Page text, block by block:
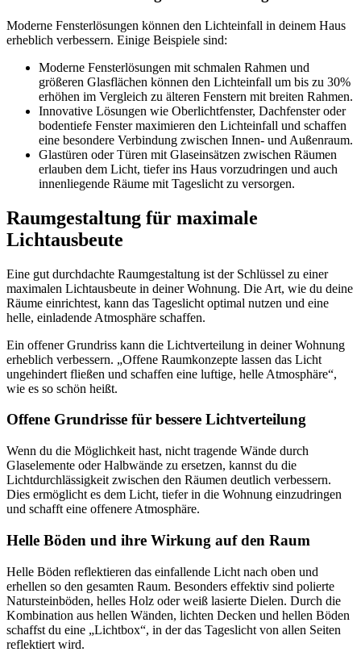
Moderne Fensterlösungen können den Lichteinfall in deinem Haus
erheblich verbessern. Einige Beispiele sind:
Moderne Fensterlösungen mit schmalen Rahmen und
größeren Glasflächen können den Lichteinfall um bis zu 30%
erhöhen im Vergleich zu älteren Fenstern mit breiten Rahmen.
Innovative Lösungen wie Oberlichtfenster, Dachfenster oder
bodentiefe Fenster maximieren den Lichteinfall und schaffen
eine besondere Verbindung zwischen Innen- und Außenraum.
Glastüren oder Türen mit Glaseinsätzen zwischen Räumen
erlauben dem Licht, tiefer ins Haus vorzudringen und auch
innenliegende Räume mit Tageslicht zu versorgen.
Raumgestaltung für maximale
Lichtausbeute
Eine gut durchdachte Raumgestaltung ist der Schlüssel zu einer
maximalen Lichtausbeute in deiner Wohnung. Die Art, wie du deine
Räume einrichtest, kann das Tageslicht optimal nutzen und eine
helle, einladende Atmosphäre schaffen.
Ein offener Grundriss kann die Lichtverteilung in deiner Wohnung
erheblich verbessern. „Offene Raumkonzepte lassen das Licht
ungehindert fließen und schaffen eine luftige, helle Atmosphäre“,
wie es so schön heißt.
Offene Grundrisse für bessere Lichtverteilung
Wenn du die Möglichkeit hast, nicht tragende Wände durch
Glaselemente oder Halbwände zu ersetzen, kannst du die
Lichtdurchlässigkeit zwischen den Räumen deutlich verbessern.
Dies ermöglicht es dem Licht, tiefer in die Wohnung einzudringen
und schafft eine offenere Atmosphäre.
Helle Böden und ihre Wirkung auf den Raum
Helle Böden reflektieren das einfallende Licht nach oben und
erhellen so den gesamten Raum. Besonders effektiv sind polierte
Natursteinböden, helles Holz oder weiß lasierte Dielen. Durch die
Kombination aus hellen Wänden, lichten Decken und hellen Böden
schaffst du eine „Lichtbox“, in der das Tageslicht von allen Seiten
reflektiert wird.